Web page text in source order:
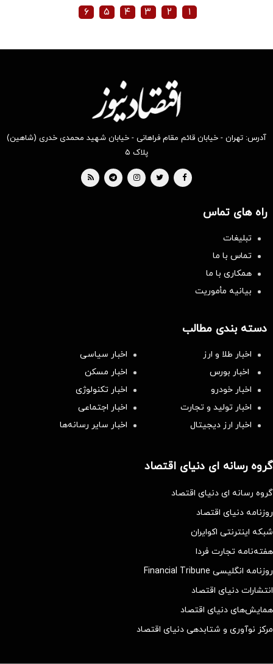
۱ ۲ ۳ ۴ ۵ ۶
آدرس: تهران - خیابان قائم مقام فراهانی - خیابان شهید محمدی خدری (شاهین)
پلاک ۵
راه های تماس
تبلیغات
تماس با ما
همکاری با ما
بیانیه مأموریت
دسته بندی مطالب
اخبار طلا و ارز
اخبار سیاسی
اخبار بورس
اخبار مسکن
اخبار خودرو
اخبار تکنولوژی
اخبار تولید و تجارت
اخبار اجتماعی
اخبار ارز دیجیتال
اخبار سایر رسانه‌‌ها
گروه رسانه ای دنیای اقتصاد
گروه رسانه ای دنیای اقتصاد
روزنامه دنیای اقتصاد
شبکه اینترنتی اکوایران
هفته‌نامه تجارت فردا
روزنامه انگلیسی Financial Tribune
انتشارات دنیای اقتصاد
همایش‌های دنیای اقتصاد
مرکز نوآوری و شتابدهی دنیای اقتصاد